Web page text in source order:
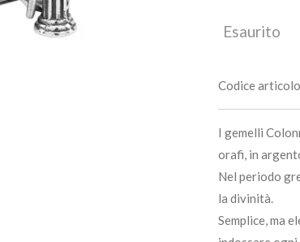
Esaurito
Codice
I gemelli
orafi, in
Nel periodo
la divinità.
Semplice, ma